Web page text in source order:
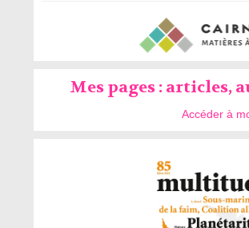
Mes pages : articles,
Accéder à